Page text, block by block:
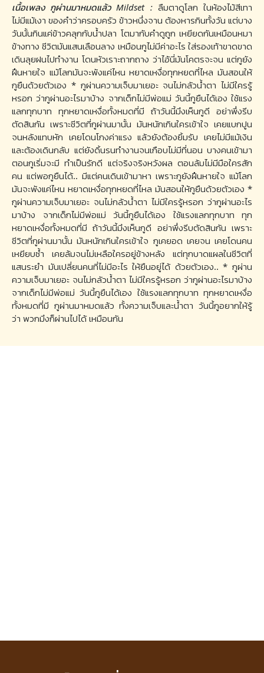
เนื้อเพลง กูผ่านมาหมดแล้ว Mildset : ลืมตาดูโลก ในห้องไม้สีเทา
ไม่มีแม้เงา ของคำว่าครอบครัว ข้าวหนึ่งจาน ต้องหารกินทั้งวัน แต่บาง
วันนั้นกินแค่ข้าวคลุกกับน้ำปลา โตมากับคำดูถูก เหยียดกันเหมือนหมา
ข้างทาง ชีวิตมันแสนเลือนลาง เหมือนกูไม่มีค่าอะไร ใส่รองเท้าขาดขาด
เดินลุยฝนไปทำงาน โดนหัวเราะถากถาง ว่าไอ้นี่มันโคตรจะจน แต่กูยัง
ฝืนหายใจ แม้โลกมันจะพังแค่ไหน หยาดเหงื่อทุกหยดที่ไหล มันสอนให้
กูยืนด้วยตัวเอง * กูผ่านความเจ็บมาเยอะ จนไม่กลัวน้ำตา ไม่มีใครรู้
หรอก ว่ากูผ่านอะไรมาบ้าง จากเด็กไม่มีพ่อแม่ วันนี้กูยืนได้เอง ใช้แรง
แลกทุกบาท ทุกหยาดเหงื่อทั้งหมดที่มี ถ้าวันนี้มึงเห็นกูดี อย่าพึ่งรีบ
ตัดสินกัน เพราะชีวิตที่กูผ่านมานั้น มันหนักเกินใครเข้าใจ เคยแบกปูน
จนหลังแทบหัก เคยโดนโกงค่าแรง แล้วยังต้องยิ้มรับ เคยไม่มีแม้เงิน
และต้องเดินกลับ แต่ยังดิ้นรนทำงานจนเกือบไม่มีที่นอน บางคนเข้ามา
ตอนกูเริ่มจะมี ทำเป็นรักดี แต่จริงจริงหวังผล ตอนล้มไม่มีมือใครสัก
คน แต่พอกูยืนได้.. มีแต่คนเดินเข้ามาหา เพราะกูยังฝืนหายใจ แม้โลก
มันจะพังแค่ไหน หยาดเหงื่อทุกหยดที่ไหล มันสอนให้กูยืนด้วยตัวเอง *
กูผ่านความเจ็บมาเยอะ จนไม่กลัวน้ำตา ไม่มีใครรู้หรอก ว่ากูผ่านอะไร
มาบ้าง จากเด็กไม่มีพ่อแม่ วันนี้กูยืนได้เอง ใช้แรงแลกทุกบาท ทุก
หยาดเหงื่อทั้งหมดที่มี ถ้าวันนี้มึงเห็นกูดี อย่าพึ่งรีบตัดสินกัน เพราะ
ชีวิตที่กูผ่านมานั้น มันหนักเกินใครเข้าใจ กูเคยอด เคยจน เคยโดนคน
เหยียบซ้ำ เคยล้มจนไม่เหลือใครอยู่ข้างหลัง แต่ทุกบาดแผลในชีวิตที่
แสนระยำ มันเปลี่ยนคนที่ไม่มีอะไร ให้ยืนอยู่ได้ ด้วยตัวเอง.. * กูผ่าน
ความเจ็บมาเยอะ จนไม่กลัวน้ำตา ไม่มีใครรู้หรอก ว่ากูผ่านอะไรมาบ้าง
จากเด็กไม่มีพ่อแม่ วันนี้กูยืนได้เอง ใช้แรงแลกทุกบาท ทุกหยาดเหงื่อ
ทั้งหมดที่มี กูผ่านมาหมดแล้ว ทั้งความเจ็บและน้ำตา วันนี้กูอยากให้รู้
ว่า พวกมึงก็ผ่านไปได้ เหมือนกัน